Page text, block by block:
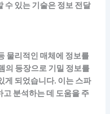
수 있는 기술은 정보 전달
물리적인 매체에 정보를
의 등장으로 기밀 정보를
게 되었습니다. 이는 스파
분석하는 데 도움을 주